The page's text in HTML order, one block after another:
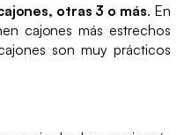
otras 3 o más. En
cajones más estrechos
son muy prácticos